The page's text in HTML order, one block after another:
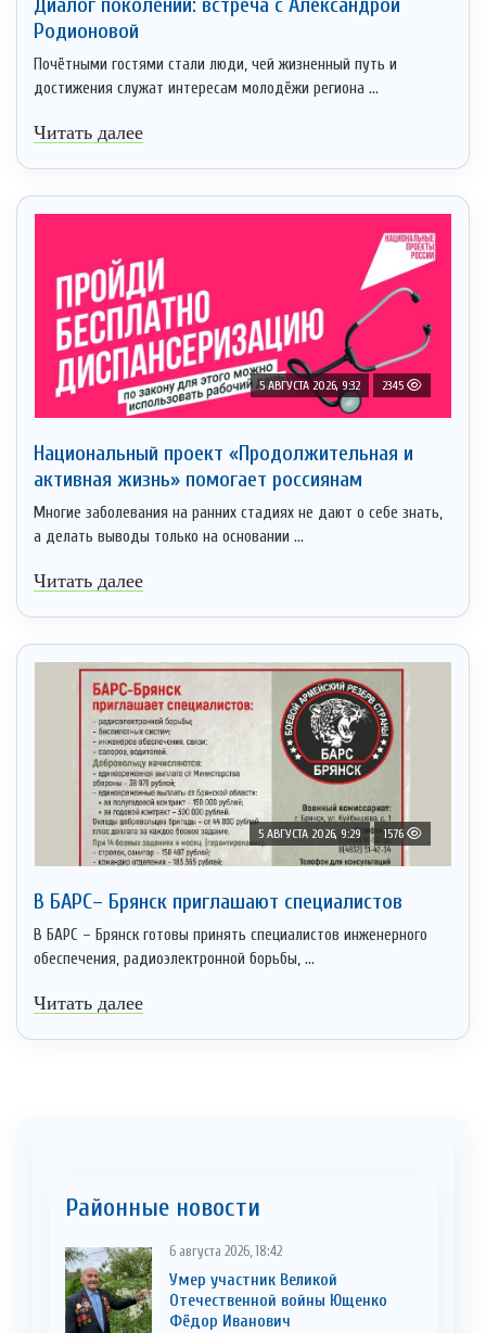
Родионовой
Почётными гостями стали люди, чей жизненный путь и
достижения служат интересам молодёжи региона ...
Читать далее
5 АВГУСТА 2026, 9:32 2345
Национальный проект «Продолжительная и
активная жизнь» помогает россиянам
Многие заболевания на ранних стадиях не дают о себе знать,
а делать выводы только на основании ...
Читать далее
5 АВГУСТА 2026, 9:29 1576
В БАРС– Брянcк приглaшают cпециaлистoв
В БАРС – Брянск готовы принять специалистов инженерного
обеспечения, радиоэлектронной борьбы, ...
Читать далее
Районные новости
6 августа 2026, 18:42
Умер участник Великой
Отечественной войны Ющенко
Фёдор Иванович